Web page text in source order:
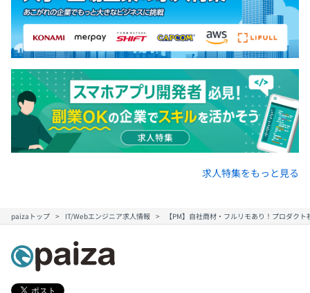
求人特集をもっと見る
paizaトップ IT/Webエンジニア求人情報 【PM】自社商材・フルリモあり！プロダク